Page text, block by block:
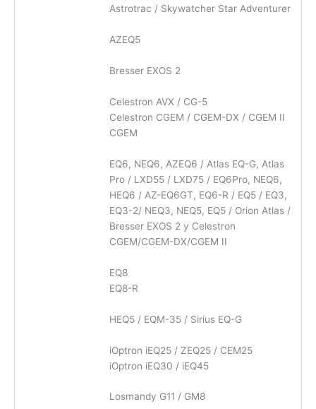
Astrotrac / Skywatcher Star Adventurer
AZEQ5
Bresser EXOS 2
Celestron AVX / CG-5
Celestron CGEM / CGEM-DX / CGEM II
CGEM
EQ6, NEQ6, AZEQ6 / Atlas EQ-G, Atlas
Pro / LXD55 / LXD75 / EQ6Pro, NEQ6,
HEQ6 / AZ-EQ6GT, EQ6-R / EQ5 / EQ3,
EQ3-2/ NEQ3, NEQ5, EQ5 / Orion Atlas /
Bresser EXOS 2 y Celestron
CGEM/CGEM-DX/CGEM II
EQ8
EQ8-R
HEQ5 / EQM-35 / Sirius EQ-G
iOptron iEQ25 / ZEQ25 / CEM25
iOptron iEQ30 / iEQ45
Losmandy G11 / GM8